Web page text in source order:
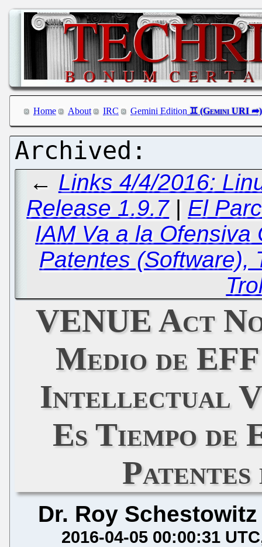
Home About IRC Gemini Edition
← Links 4/4/2016:
Release 1.9.7| El
IAM Va a la
Patentes (Software),
VENUE Act
Medio de
Intellectual
Es Tiempo
Dr. Roy Schestowitz
2016-04-05 00:00:31 UTC